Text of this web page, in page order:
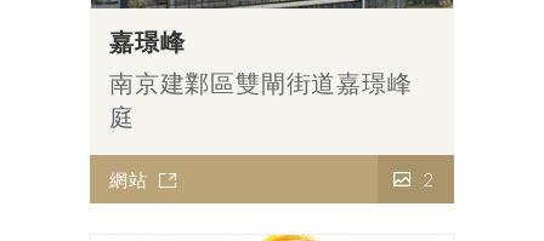
嘉璟峰
南京建鄴區雙閘街道嘉璟峰
庭
網站 2